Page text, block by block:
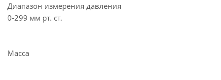
Диапазон измерения давления
0-299 мм рт. ст.
Масса